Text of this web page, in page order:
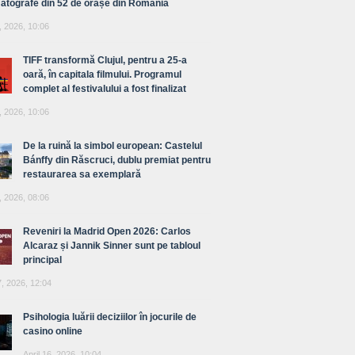
din 52 de orașe din România
2026, 10:06
TIFF transformă Clujul, pentru a 25-a
oară, în capitala filmului. Programul
complet al festivalului a fost finalizat
2026, 10:06
De la ruină la simbol european: Castelul
Bánffy din Răscruci, dublu premiat pentru
restaurarea sa exemplară
2026, 08:06
Reveniri la Madrid Open 2026: Carlos
Alcaraz și Jannik Sinner sunt pe tabloul
principal
2026, 12:04
Psihologia luării deciziilor în jocurile de
casino online